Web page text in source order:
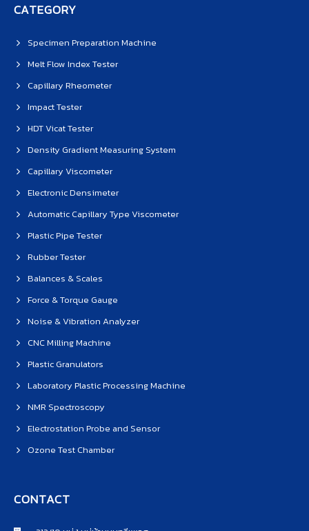
CATEGORY
Specimen Preparation Machine
Melt Flow Index Tester
Capillary Rheometer
Impact Tester
HDT Vicat Tester
Density Gradient Measuring System
Capillary Viscometer
Electronic Densimeter
Automatic Capillary Type Viscometer
Plastic Pipe Tester
Rubber Tester
Balances & Scales
Force & Torque Gauge
Noise & Vibration Analyzer
CNC Milling Machine
Plastic Granulators
Laboratory Plastic Processing Machine
NMR Spectroscopy
Electrostation Probe and Sensor
Ozone Test Chamber
CONTACT